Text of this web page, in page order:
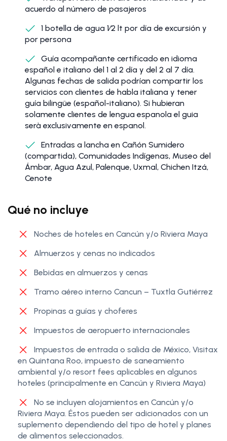
acuerdo al número de pasajeros
1 botella de agua 1⁄2 lt por día de excursión y
por persona
Guía acompañante certificado en idioma
español e italiano del 1 al 2 día y del 2 al 7 día.
Algunas fechas de salida podrían compartir los
servicios con clientes de habla italiana y tener
guía bilingüe (español-italiano). Si hubieran
solamente clientes de lengua espanola el guia
serà exclusivamente en espanol.
Entradas a lancha en Cañón Sumidero
(compartida), Comunidades Indígenas, Museo del
Ámbar, Agua Azul, Palenque, Uxmal, Chichen Itzá,
Cenote
Qué no incluye
Noches de hoteles en Cancún y/o Riviera Maya
Almuerzos y cenas no indicados
Bebidas en almuerzos y cenas
Tramo aéreo interno Cancun – Tuxtla Gutiérrez
Propinas a guías y choferes
Impuestos de aeropuerto internacionales
Impuestos de entrada o salida de México, Visitax
en Quintana Roo, impuesto de saneamiento
ambiental y/o resort fees aplicables en algunos
hoteles (principalmente en Cancún y Riviera Maya)
No se incluyen alojamientos en Cancún y/o
Riviera Maya. Éstos pueden ser adicionados con un
suplemento dependiendo del tipo de hotel y planes
de alimentos seleccionados.